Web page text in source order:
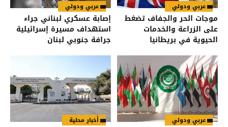
عربي ودولي
موجات الحر والجفاف تضغط
على الزراعة والخدمات
الحيوية في بريطانيا
عربي ودولي
إصابة عسكري لبناني جراء
استهداف مسيرة إسرائيلية
جرافة جنوبي لبنان
عربي ودولي أخبار محلية